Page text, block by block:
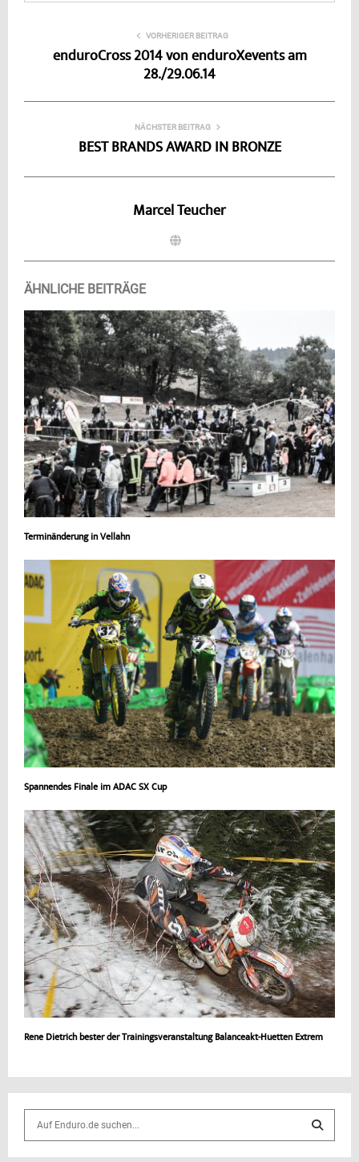
VORHERIGER BEITRAG
enduroCross 2014 von enduroXevents am
28./29.06.14
NÄCHSTER BEITRAG
BEST BRANDS AWARD IN BRONZE
Marcel Teucher
ÄHNLICHE BEITRÄGE
Terminänderung in Vellahn
Spannendes Finale im ADAC SX Cup
Rene Dietrich bester der Trainingsveranstaltung Balanceakt-Huetten Extrem
S